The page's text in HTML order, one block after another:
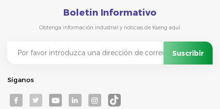
Boletin Informativo
Obtenga información industrial y noticias de Kseng aquí.
Síganos